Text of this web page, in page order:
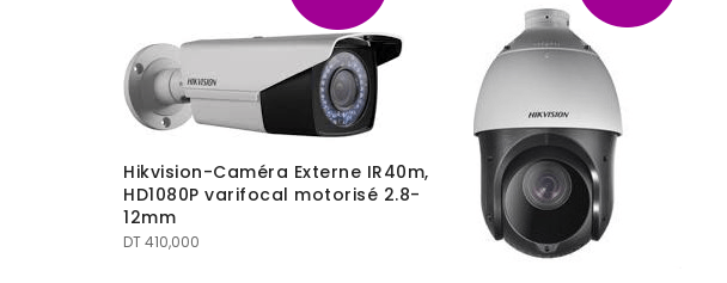
Hikvision-Caméra Externe IR40m,
HD1080P varifocal motorisé 2.8-
12mm
DT410,000